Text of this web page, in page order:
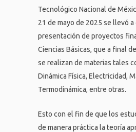
Tecnológico Nacional de
21 de mayo de 2025 se llevó a
presentación de proyectos
Ciencias Básicas, que a final
se realizan de materias tales
Dinámica Física, Electricidad,
Termodinámica, entre otras.
Esto con el fin de que los
de manera práctica la teoría